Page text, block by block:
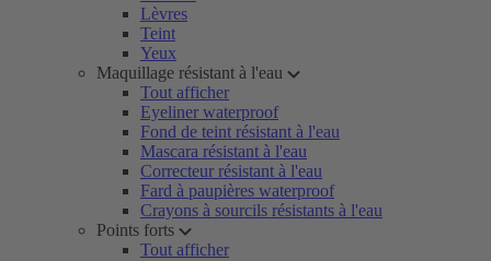
Lèvres
Teint
Yeux
Maquillage résistant à l'eau
Tout afficher
Eyeliner waterproof
Fond de teint résistant à l'eau
Mascara résistant à l'eau
Correcteur résistant à l'eau
Fard à paupières waterproof
Crayons à sourcils résistants à l'eau
Points forts
Tout afficher